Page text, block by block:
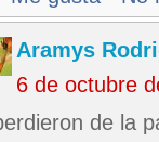
Aramys
6 de octubre
de la